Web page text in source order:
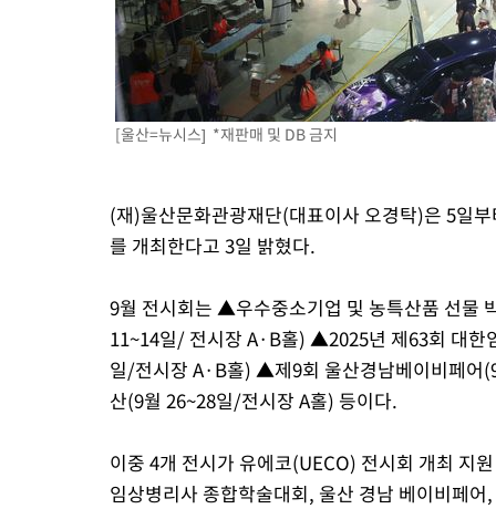
[울산=뉴시스] *재판매 및 DB 금지
(재)울산문화관광재단(대표이사 오경탁)은 5일
를 개최한다고 3일 밝혔다.
9월 전시회는 ▲우수중소기업 및 농특산품 선물
11~14일/ 전시장 A·B홀) ▲2025년 제63회 대한
일/전시장 A·B홀) ▲제9회 울산경남베이비페
산(9월 26~28일/전시장 A홀) 등이다.
이중 4개 전시가 유에코(UECO) 전시회 개최 지
임상병리사 종합학술대회, 울산 경남 베이비페